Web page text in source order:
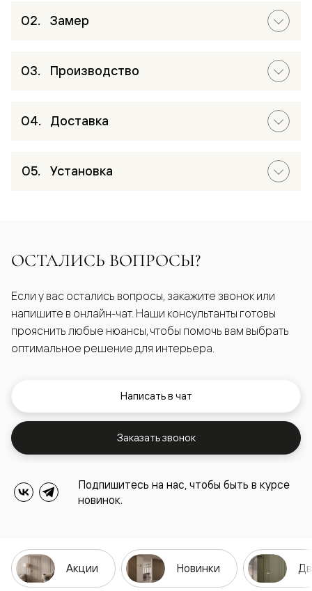
Замер
Производство
Доставка
Установка
ОСТАЛИСЬ ВОПРОСЫ?
Если у вас остались вопросы, закажите звонок или
напишите в онлайн-чат. Наши консультанты готовы
прояснить любые нюансы, чтобы помочь вам выбрать
оптимальное решение для интерьера.
Написать в чат
Заказать звонок
Подпишитесь на нас, чтобы быть в курсе
новинок.
Акции Новинки